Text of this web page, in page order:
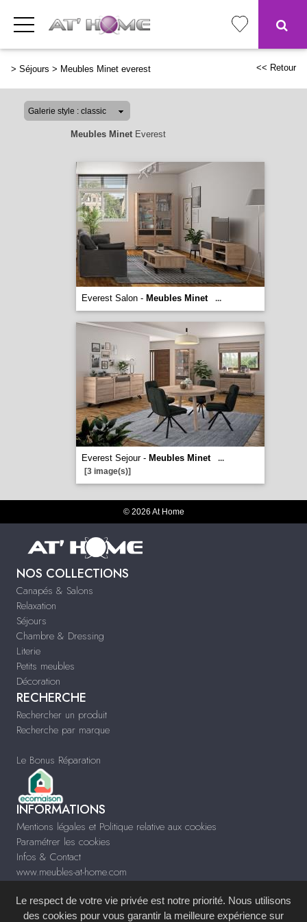
> Séjours > Meubles Minet everest << Retour
Meubles MinetEverest
Everest Salon - Meubles Minet ...
Everest Sejour - Meubles Minet
...
[3 image(s)]
© 2026 At Home
NOS COLLECTIONS
Canapés & Salons
Relaxation
Séjours
Chambre & Dressing
Literie
Petits meubles
Décoration
RECHERCHE
Rechercher un produit
Recherche par marque
Le Bonus Réparation
INFORMATIONS
Mentions légales et Politique relative aux cookies
Paramétrer les cookies
Infos & Contact
www.meubles-at-home.com
Le respect de votre vie privée est notre priorité. Nous utilisons
des cookies pour vous garantir la meilleure expérience sur